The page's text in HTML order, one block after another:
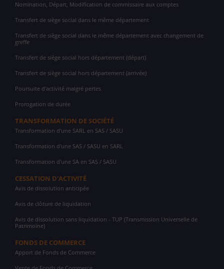
Nomination, Départ, Modification de commissaire aux comptes
Transfert de siège social dans le même département
Transfert de siège social dans le même département avec changement de
greffe
Transfert de siège social hors département (départ)
Transfert de siège social hors département (arrivée)
Poursuite d'activité malgré pertes
Prorogation de durée
TRANSFORMATION DE SOCIÉTÉ
Transformation d'une SARL en SAS / SASU
Transformation d'une SAS / SASU en SARL
Transformation d'une SA en SAS / SASU
CESSATION D'ACTIVITÉ
Avis de dissolution anticipée
Avis de clôture de liquidation
Avis de dissolution sans liquidation - TUP (Transmission Universelle de
Patrimoine)
FONDS DE COMMERCE
Apport de Fonds de Commerce